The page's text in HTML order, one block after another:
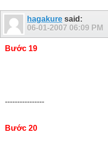
hagakure said:
06-01-2007 06:09 PM
Bước 19
----------------
Bước 20